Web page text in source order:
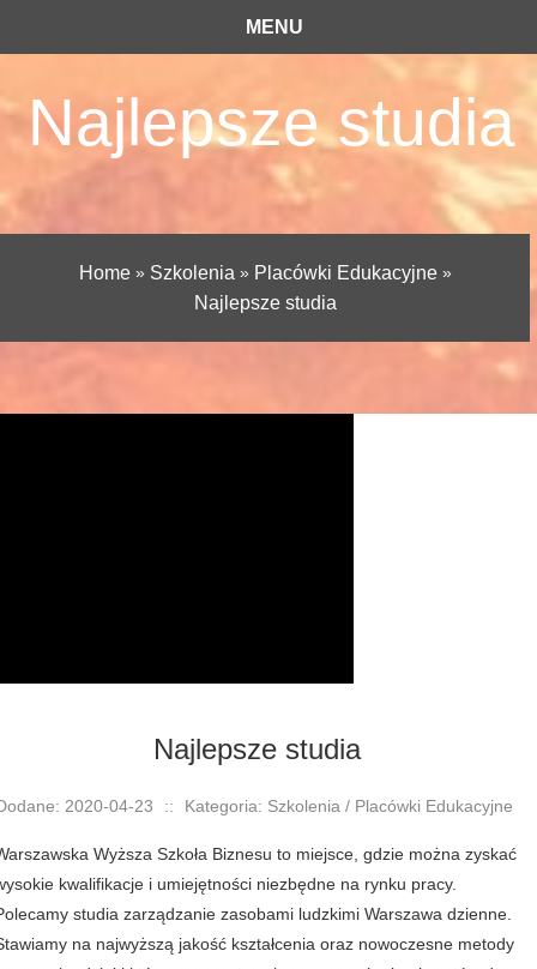
MENU
Najlepsze studia
Home» Szkolenia » Placówki Edukacyjne»
Najlepsze studia
Najlepsze studia
2020-04-23 :: Kategoria: Szkolenia / Placówki Edukacyjne
Wyższa Szkoła Biznesu to miejsce, gdzie można zyskać
kwalifikacje i umiejętności niezbędne na rynku pracy.
studia zarządzanie zasobami ludzkimi Warszawa dzienne.
na najwyższą jakość kształcenia oraz nowoczesne metody